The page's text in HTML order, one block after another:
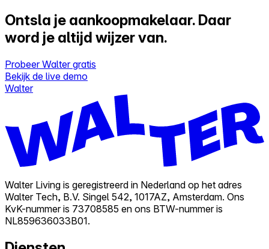
Ontsla je aankoopmakelaar. Daar
word je altijd wijzer van.
Probeer Walter gratis
Bekijk de live demo
Walter
Walter Living is geregistreerd in Nederland op het adres
Walter Tech, B.V. Singel 542, 1017AZ, Amsterdam. Ons
KvK-nummer is 73708585 en ons BTW-nummer is
NL859636033B01.